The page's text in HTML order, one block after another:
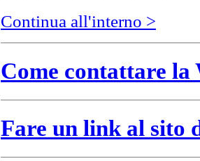
Continua all'interno >
Come contattare
Fare un link al sito